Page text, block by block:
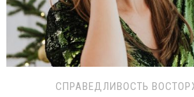
СПРАВЕДЛИВОСТЬ